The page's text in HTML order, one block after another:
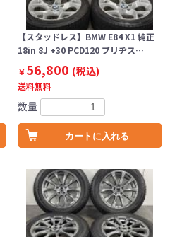
【スタッドレス】BMW E84 X1 純正
18in 8J +30 PCD120 ブリヂス…
￥56,800 (税込)
送料無料
数量
カートに入れる